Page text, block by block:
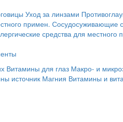
Уход за линзами
примен. Сосудосуживающие
средства для местного
Витамины для глаз Макро- и
источник Магния Витамины и